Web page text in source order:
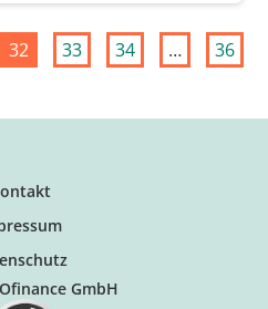
32 33 34 … 36
GmbH